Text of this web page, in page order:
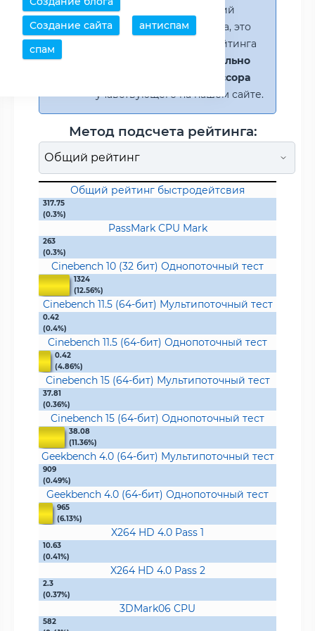
Создание сайта
антиспам
спам
Внимание!
Выбран общий
метод подсчета рейтинга, это
значит что проценты рейтинга
относительно
самого мощного процессора
учавствующего на нашем сайте.
Метод подсчета рейтинга:
Общий рейтинг быстродейтсвия
317.75
(0.3%)
PassMark CPU Mark
263
(0.3%)
Cinebench 10 (32 бит) Однопоточный тест
1324
(12.56%)
Cinebench 11.5 (64-бит) Мультипоточный тест
0.42
(0.4%)
Cinebench 11.5 (64-бит) Однопоточный тест
0.42
(4.86%)
Cinebench 15 (64-бит) Мультипоточный тест
37.81
(0.36%)
Cinebench 15 (64-бит) Однопоточный тест
38.08
(11.36%)
Geekbench 4.0 (64-бит) Мультипоточный тест
909
(0.49%)
Geekbench 4.0 (64-бит) Однопоточный тест
965
(6.13%)
X264 HD 4.0 Pass 1
10.63
(0.41%)
X264 HD 4.0 Pass 2
2.3
(0.37%)
3DMark06 CPU
582